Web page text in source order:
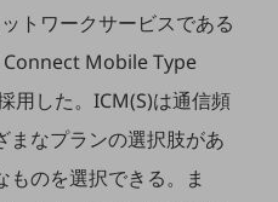
トワークサービスである
Connect Mobile Type
用した。ICM(S)は通信頻
まなプランの選択肢があ
ものを選択できる。ま